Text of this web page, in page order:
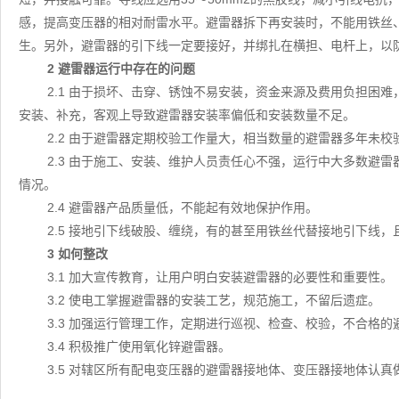
感，提高变压器的相对耐雷水平。避雷器拆下再安装时，不能用铁
生。另外，避雷器的引下线一定要接好，并绑扎在横担、电杆上，
2 避雷器运行中存在的问题
2.1 由于损坏、击穿、锈蚀不易安装，资金来源及费用负担困
安装、补充，客观上导致避雷器安装率偏低和安装数量不足。
2.2 由于避雷器定期校验工作量大，相当数量的避雷器多年未
2.3 由于施工、安装、维护人员责任心不强，运行中大多数避
情况。
2.4 避雷器产品质量低，不能起有效地保护作用。
2.5 接地引下线破股、缠绕，有的甚至用铁丝代替接地引下线
3 如何整改
3.1 加大宣传教育，让用户明白安装避雷器的必要性和重要性。
3.2 使电工掌握避雷器的安装工艺，规范施工，不留后遗症。
3.3 加强运行管理工作，定期进行巡视、检查、校验，不合格的
3.4 积极推广使用氧化锌避雷器。
3.5 对辖区所有配电变压器的避雷器接地体、变压器接地体认